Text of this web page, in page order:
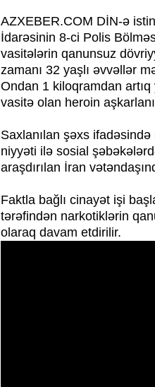
AZXEBER.COM DİN-ə
İdarəsinin 8-ci Polis
vasitələrin qanunsuz
zamanı 32 yaşlı əvvəllər
Ondan 1 kiloqramdan
vasitə olan heroin
Saxlanılan şəxs
niyyəti ilə sosial
araşdırılan İran
Faktla bağlı cinayət işi
tərəfindən narkotiklərin
olaraq davam etdirilir.